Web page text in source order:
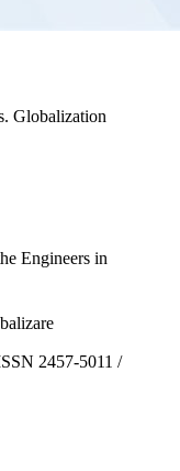
Globalization
Engineers in
2457-5011 /